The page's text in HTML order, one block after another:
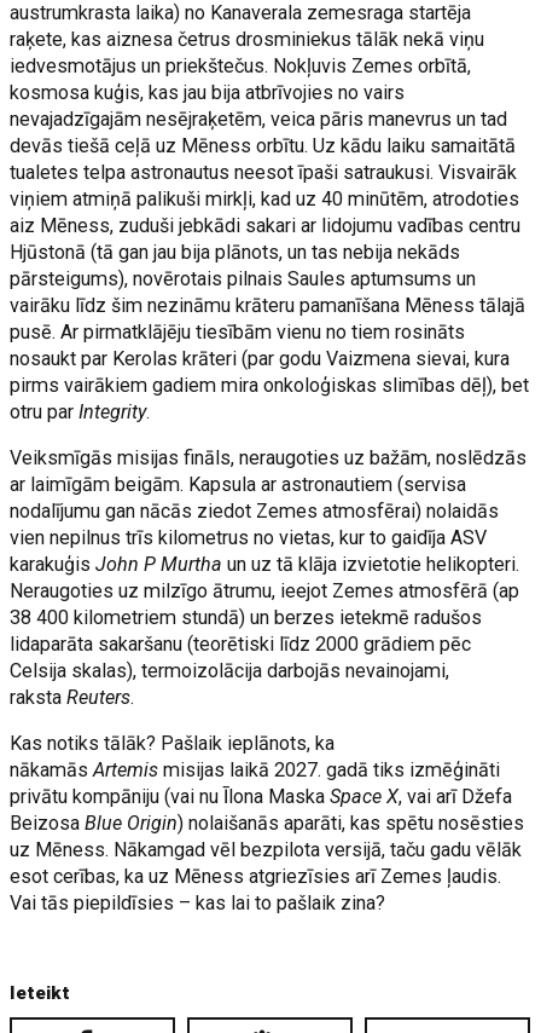
austrumkrasta laika) no Kanaverala zemesraga startēja
raķete, kas aiznesa četrus drosminiekus tālāk nekā viņu
iedvesmotājus un priekštečus. Nokļuvis Zemes orbītā,
kosmosa kuģis, kas jau bija atbrīvojies no vairs
nevajadzīgajām nesējraķetēm, veica pāris manevrus un tad
devās tiešā ceļā uz Mēness orbītu. Uz kādu laiku samaitātā
tualetes telpa astronautus neesot īpaši satraukusi. Visvairāk
viņiem atmiņā palikuši mirkļi, kad uz 40 minūtēm, atrodoties
aiz Mēness, zuduši jebkādi sakari ar lidojumu vadības centru
Hjūstonā (tā gan jau bija plānots, un tas nebija nekāds
pārsteigums), novērotais pilnais Saules aptumsums un
vairāku līdz šim nezināmu krāteru pamanīšana Mēness tālajā
pusē. Ar pirmatklājēju tiesībām vienu no tiem rosināts
nosaukt par Kerolas krāteri (par godu Vaizmena sievai, kura
pirms vairākiem gadiem mira onkoloģiskas slimības dēļ), bet
otru parIntegrity.
Veiksmīgās misijas fināls, neraugoties uz bažām, noslēdzās
ar laimīgām beigām. Kapsula ar astronautiem (servisa
nodalījumu gan nācās ziedot Zemes atmosfērai) nolaidās
vien nepilnus trīs kilometrus no vietas, kur to gaidīja ASV
karakuģisJohn P Murtha un uz tā klāja izvietotie helikopteri.
Neraugoties uz milzīgo ātrumu, ieejot Zemes atmosfērā (ap
38 400 kilometriem stundā) un berzes ietekmē radušos
lidaparāta sakaršanu (teorētiski līdz 2000 grādiem pēc
Celsija skalas), termoizolācija darbojās nevainojami,
rakstaReuters.
Kas notiks tālāk? Pašlaik ieplānots, ka
nākamāsArtemismisijas laikā 2027. gadā tiks izmēģināti
privātu kompāniju (vai nu Īlona MaskaSpace X, vai arī Džefa
BeizosaBlue Origin) nolaišanās aparāti, kas spētu nosēsties
uz Mēness. Nākamgad vēl bezpilota versijā, taču gadu vēlāk
esot cerības, ka uz Mēness atgriezīsies arī Zemes ļaudis.
Vai tās piepildīsies – kas lai to pašlaik zina?
Ieteikt